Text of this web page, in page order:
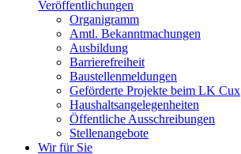
Veröffentlichungen
Organigramm
Amtl. Bekanntmachungen
Ausbildung
Barrierefreiheit
Baustellenmeldungen
Geförderte Projekte beim LK Cux
Haushaltsangelegenheiten
Öffentliche Ausschreibungen
Stellenangebote
Wir für Sie